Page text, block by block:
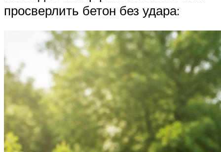
просверлить бетон без удара: